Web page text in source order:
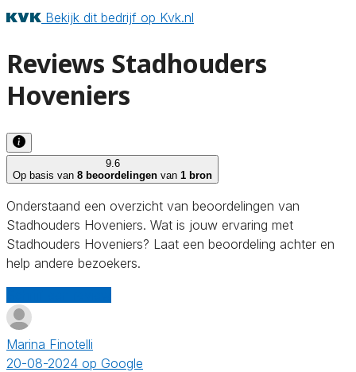
Bekijk dit bedrijf op Kvk.nl
Reviews Stadhouders
Hoveniers
9.6
Op basis van 8 beoordelingen van 1 bron
Onderstaand een overzicht van beoordelingen van
Stadhouders Hoveniers. Wat is jouw ervaring met
Stadhouders Hoveniers? Laat een beoordeling achter en
help andere bezoekers.
Marina Finotelli
20-08-2024 op Google